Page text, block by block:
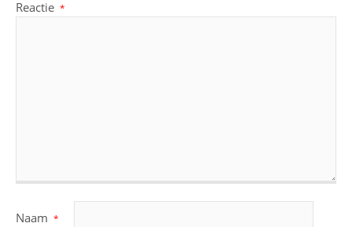
Reactie *
Naam *